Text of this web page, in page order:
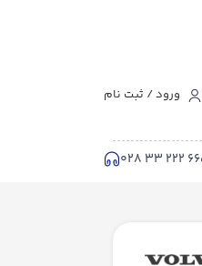
ورود / ثبت نام